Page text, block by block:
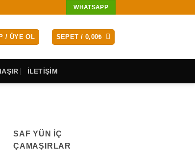
WHATSAPP
/ ÜYE OL SEPET / 0,00₺
İLETİŞİM
SAF YÜN İÇ
ÇAMAŞIRLAR